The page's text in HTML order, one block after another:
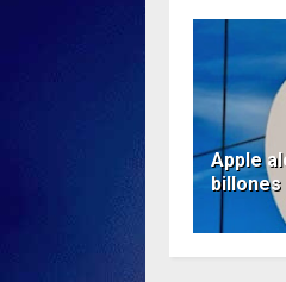
Apple
billones